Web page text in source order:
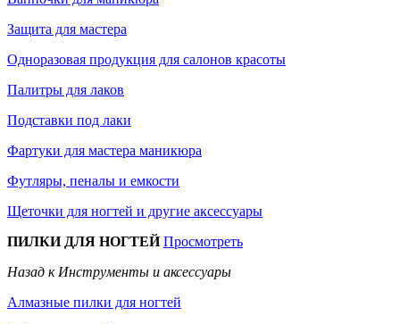
Защита для мастера
Одноразовая продукция для салонов красоты
Палитры для лаков
Подставки под лаки
Фартуки для мастера маникюра
Футляры, пеналы и емкости
Щеточки для ногтей и другие аксессуары
ПИЛКИ ДЛЯ НОГТЕЙПросмотреть
Назад к Инструменты и аксессуары
Алмазные пилки для ногтей